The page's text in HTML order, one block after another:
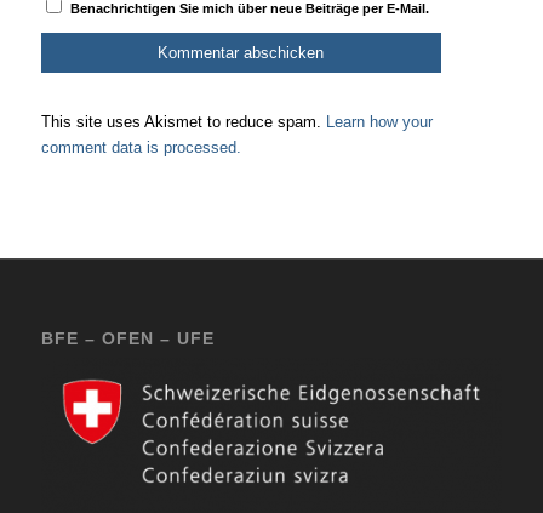
Benachrichtigen Sie mich über neue Beiträge per E-Mail.
This site uses Akismet to reduce spam. Learn how your
comment data is processed.
BFE – OFEN – UFE